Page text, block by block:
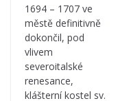
1694 – 1707 ve
městě definitivně
dokončil, pod
vlivem
severoitalské
renesance,
klášterní kostel sv.